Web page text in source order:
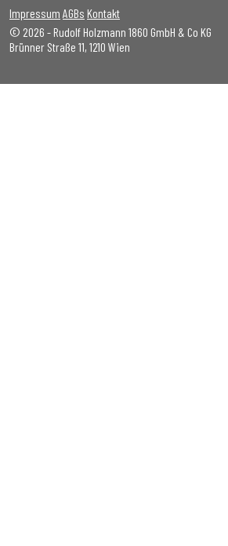
Impressum AGBs Kontakt
© 2026 - Rudolf Holzmann 1860 GmbH & Co KG
Brünner Straße 11, 1210 Wien